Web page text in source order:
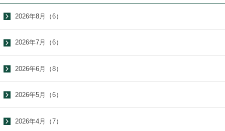
2026年8月（6）
2026年7月（6）
2026年6月（8）
2026年5月（6）
2026年4月（7）